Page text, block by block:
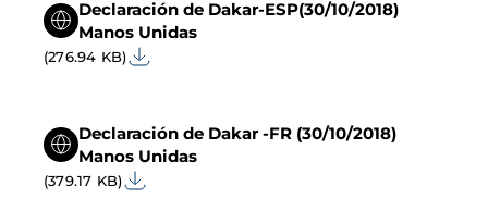
Declaración de Dakar-ESP(30/10/2018)
Manos Unidas
(276.94 KB)
Declaración de Dakar -FR (30/10/2018)
Manos Unidas
(379.17 KB)